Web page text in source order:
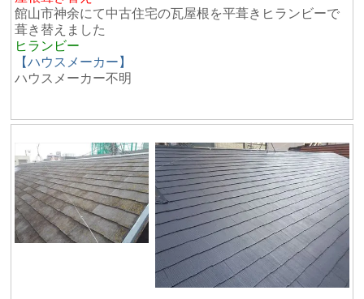
館山市神余にて中古住宅の瓦屋根を平葺きヒランビーで
葺き替えました
ヒランビー
【ハウスメーカー】
ハウスメーカー不明